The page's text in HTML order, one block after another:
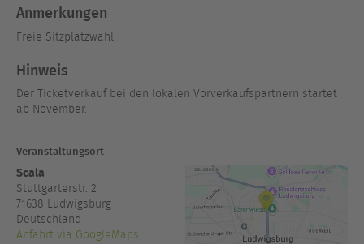
Anmerkungen
Freie Sitzplatzwahl.
Hinweis
Der Ticketverkauf bei den lokalen Vorverkaufspartnern startet
ab November.
Veranstaltungsort
Scala
Stuttgarterstr. 2
71638 Ludwigsburg
Deutschland
Anfahrt via GoogleMaps